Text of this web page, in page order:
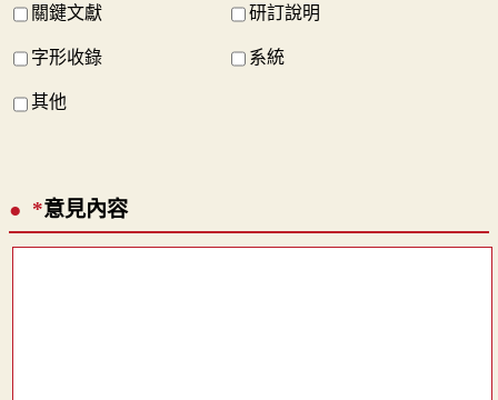
關鍵文獻 研訂說明
字形收錄 系統
其他
*意見內容